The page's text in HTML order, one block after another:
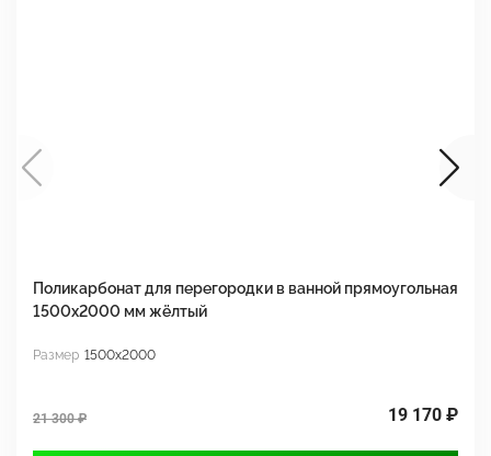
Поликарбонат для перегородки в ванной прямоугольная
1500х2000 мм жёлтый
Размер 1500x2000
21 300 ₽ 19 170 ₽